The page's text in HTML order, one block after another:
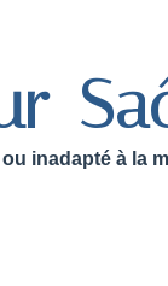
inadapté à la